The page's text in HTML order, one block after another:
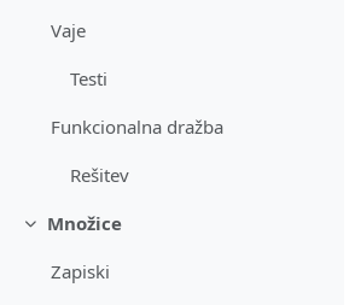
Vaje
Testi
Funkcionalna dražba
Rešitev
SkrčiMnožice
Zapiski